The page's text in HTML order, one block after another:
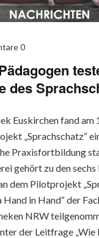
0
des
Euskirchen fand am
„Sprachschatz“
Praxisfortbildung
gehört zu den
dem Pilotprojekt
in Hand“ der
NRW
der Leitfrage „Wie